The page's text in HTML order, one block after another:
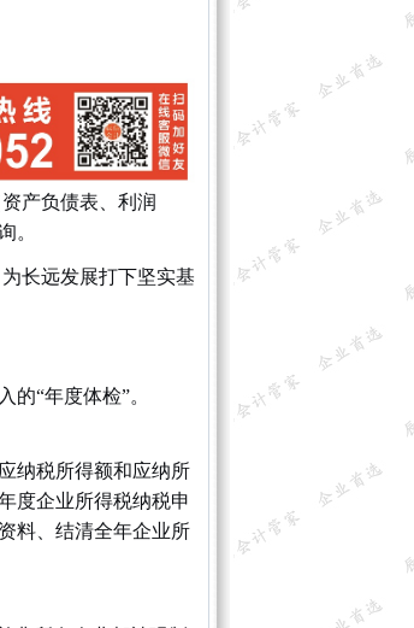
产负债表、利润
。
长远发展打下坚实基
的“年度体检”。
纳税所得额和应纳所
度企业所得税纳税申
料、结清全年企业所